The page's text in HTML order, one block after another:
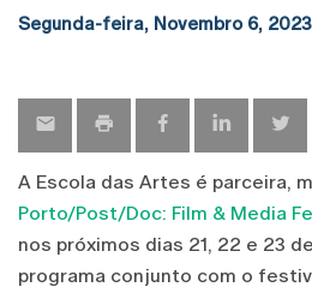
Segunda-feira, Novembro 6,
A Escola das Artes é parceira,
Porto/Post/Doc: Film & Media
nos próximos dias 21, 22 e 23
programa conjunto com o